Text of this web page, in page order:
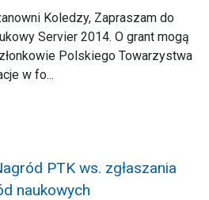
Koledzy, Zapraszam do
Servier 2014. O grant mogą
Polskiego Towarzystwa
w fo...
PTK ws. zgłaszania
naukowych